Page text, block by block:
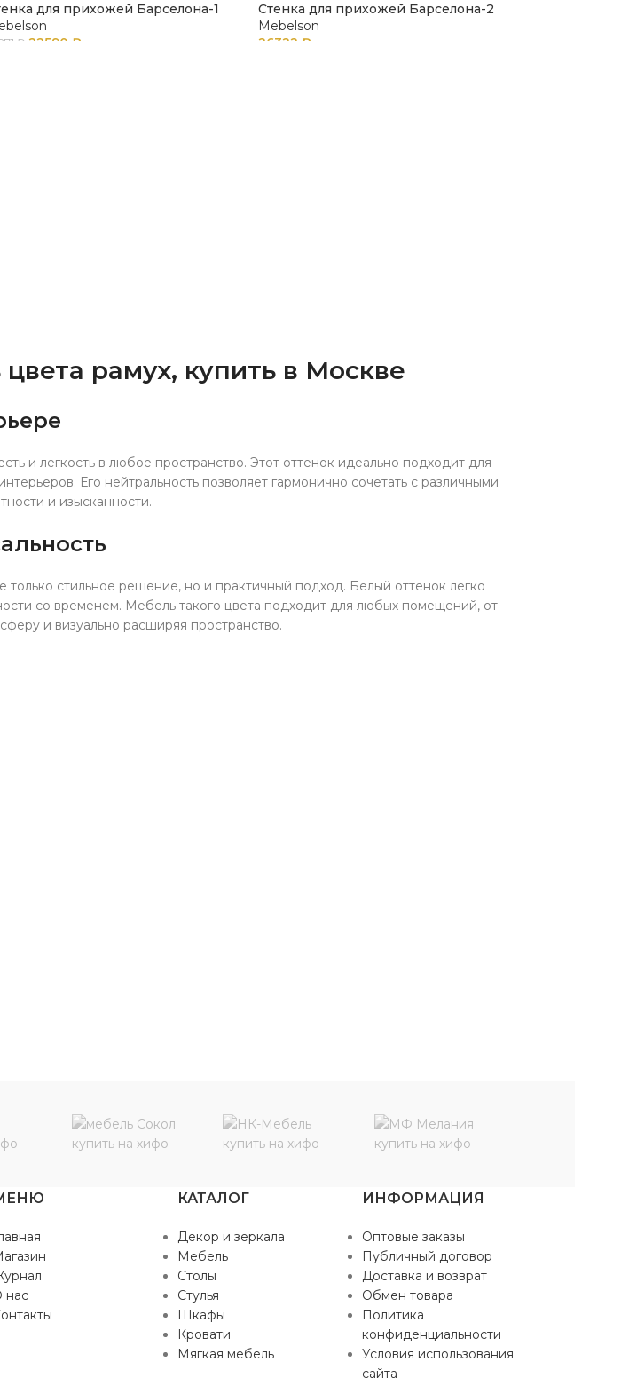
для прихожей Барселона-1
₽ 22590 ₽
Стенка для прихожей Барселона-2
Mebelson
26322 ₽
рамух, купить в Москве
и легкость в любое пространство. Этот оттенок идеально подходит для
Его нейтральность позволяет гармонично сочетать с различными
и изысканности.
стильное решение, но и практичный подход. Белый оттенок легко
со временем. Мебель такого цвета подходит для любых помещений, от
и визуально расширяя пространство.
нас
КАТАЛОГ
Декор и зеркала
Мебель
Столы
Стулья
Шкафы
Кровати
Мягкая мебель
ИНФОРМАЦИЯ
Оптовые заказы
Публичный договор
Доставка и возврат
Обмен товара
Политика
конфиденциальности
Условия использования
сайта